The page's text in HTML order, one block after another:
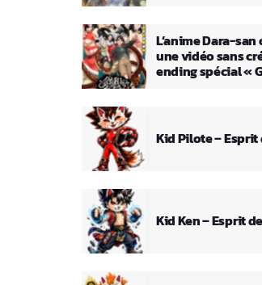
L’anime Dara-
une vidéo sans
ending spécial «
Kid Pilote – Esprit
Kid Ken – Esprit